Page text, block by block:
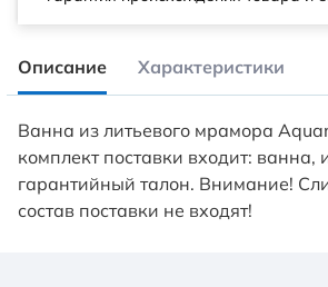
Описание Характеристики
Ванна из литьевого мрамора
комплект поставки входит: ванна,
гарантийный талон. Внимание!
состав поставки не входят!